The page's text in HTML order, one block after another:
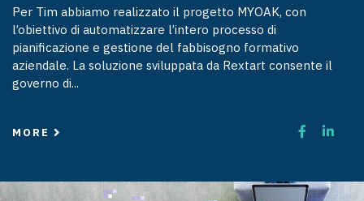
Per Tim abbiamo realizzato il progetto MYOAK, con
l’obiettivo di automatizzare l’intero processo di
pianificazione e gestione del fabbisogno formativo
aziendale. La soluzione sviluppata da Rextart consente il
governo di...
MORE